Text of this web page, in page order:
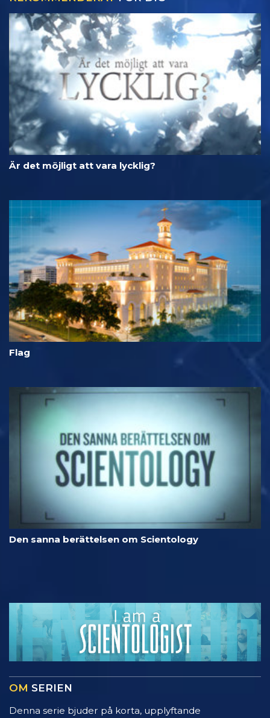
Är det möjligt att vara lycklig?
Flag
Den sanna berättelsen om Scientology
OM SERIEN
Denna serie bjuder på korta, upplyftande